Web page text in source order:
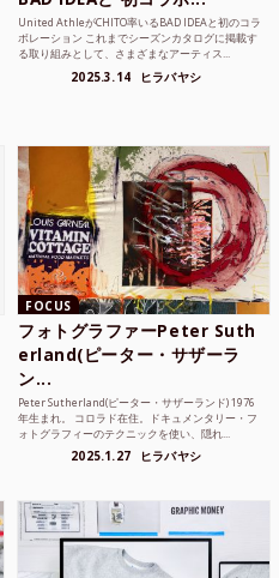
United AthleがCHITO率いるBAD IDEAと初のコラ
ボレーション これまでシーズンカタログに掲載す
る取り組みとして、さまざまなアーティス...
2025.3.14 ヒラバヤシ
FOCUS
フォトグラファーPeter Suth
erland(ピーター・サザーラ
ン...
Peter Sutherland(ピーター・サザーランド) 1976
年生まれ。 コロラド在住。ドキュメンタリー・フ
ォトグラフィーのテクニックを使い、隠れ...
2025.1.27 ヒラバヤシ